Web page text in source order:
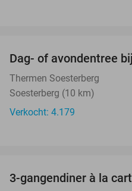
Dag- of avondentree
Thermen Soesterberg
Soesterberg (10 km)
Verkocht: 4.179
3-gangendiner à la